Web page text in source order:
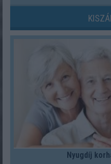
Nyugdíj